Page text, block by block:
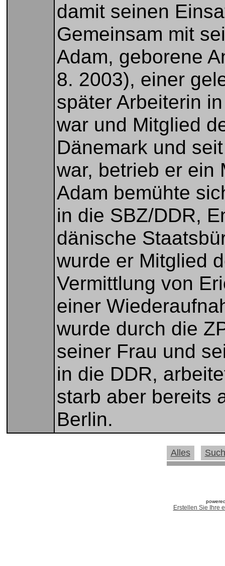
damit seinen
Gemeinsam mit
Adam, geborene
8. 2003), einer
später Arbeiterin
war und Mitglied
Dänemark und
war, betrieb er ein
Adam bemühte
in die SBZ/DDR,
dänische
wurde er Mitglied
Vermittlung von
einer
wurde durch die
seiner Frau und
in die DDR,
starb aber bereits
Berlin.
Alles
Erstellen Sie Ihre